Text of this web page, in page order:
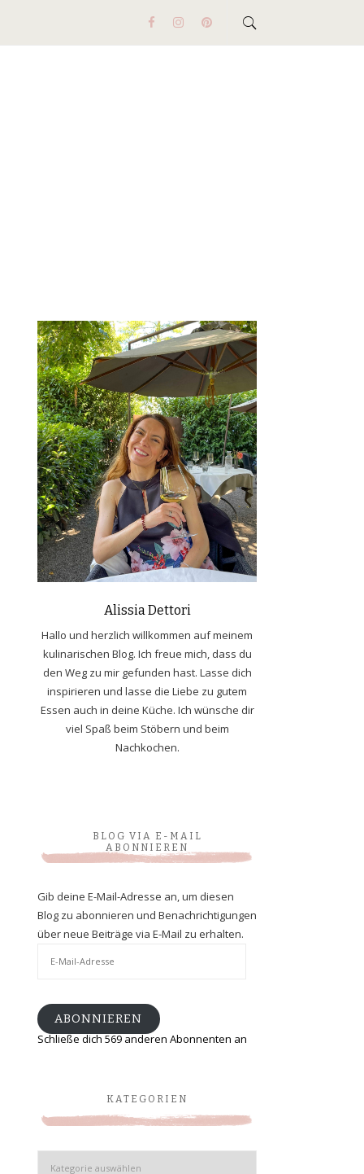
Alissia Dettori
Hallo und herzlich willkommen auf meinem
kulinarischen Blog. Ich freue mich, dass du
den Weg zu mir gefunden hast. Lasse dich
inspirieren und lasse die Liebe zu gutem
Essen auch in deine Küche. Ich wünsche dir
viel Spaß beim Stöbern und beim
Nachkochen.
BLOG VIA E-MAIL
ABONNIEREN
Gib deine E-Mail-Adresse an, um diesen
Blog zu abonnieren und Benachrichtigungen
über neue Beiträge via E-Mail zu erhalten.
ABONNIEREN
Schließe dich 569 anderen Abonnenten an
KATEGORIEN
Kategorien